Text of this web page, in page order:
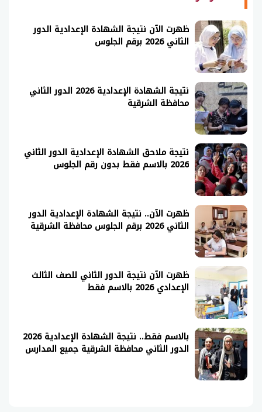
ظهرت الآن نتيجة الشهادة الإعدادية الدور
الثاني 2026 برقم الجلوس
نتيجة الشهادة الإعدادية 2026 الدور الثاني
محافظة الشرقية
نتيجة ملاحق الشهادة الإعدادية الدور الثاني
2026 بالاسم فقط بدون رقم الجلوس
ظهرت الآن.. نتيجة الشهادة الإعدادية الدور
الثاني 2026 برقم الجلوس محافظة الشرقية
ظهرت الآن نتيجة الدور الثاني للصف الثالث
الإعدادي 2026 بالاسم فقط
بالاسم فقط.. نتيجة الشهادة الإعدادية 2026
الدور الثاني محافظة الشرقية جميع المدارس